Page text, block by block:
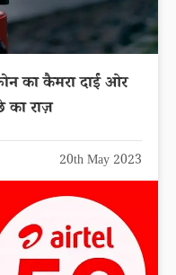
का कैमरा दाईं ओर
का राज़
20th May 2023